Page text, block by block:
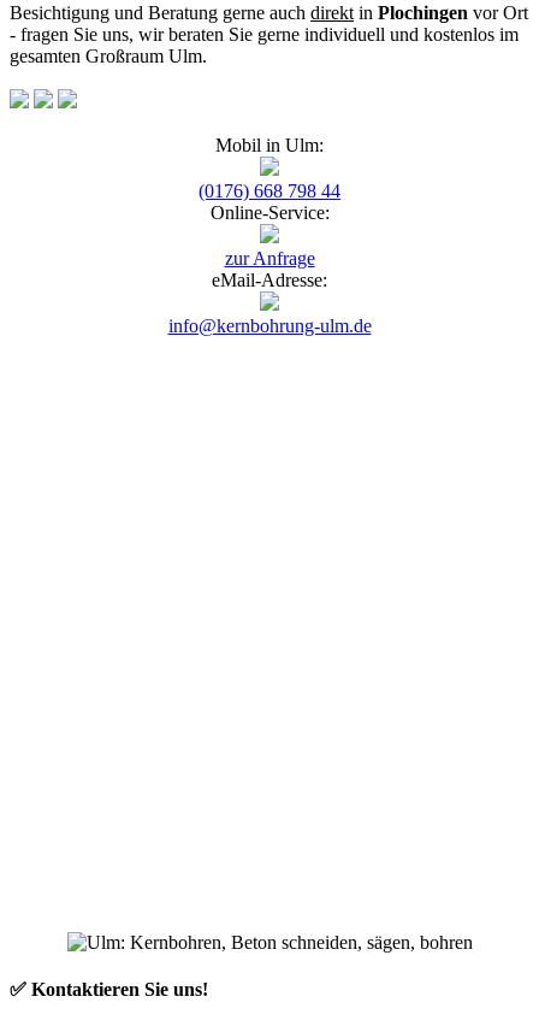
Besichtigung und Beratung gerne auch direkt in Plochingen vor Ort
- fragen Sie uns, wir beraten Sie gerne individuell und kostenlos im
gesamten Großraum Ulm.
Mobil in Ulm:
(0176) 668 798 44
Online-Service:
zur Anfrage
eMail-Adresse:
info@kernbohrung-ulm.de
✅ Kontaktieren Sie uns!